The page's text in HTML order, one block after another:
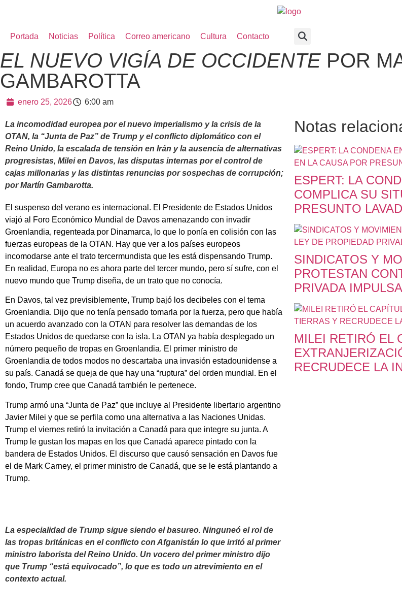
Portada Noticias Política Correo americano Cultura Contacto
EL NUEVO VIGÍA DE OCCIDENTE POR
GAMBAROTTA
enero 25, 2026 6:00 am
La incomodidad europea por el nuevo imperialismo y la crisis de la
OTAN, la “Junta de Paz” de Trump y el conflicto diplomático con el
Reino Unido, la escalada de tensión en Irán y la ausencia de alternativas
progresistas, Milei en Davos, las disputas internas por el control de
cajas millonarias y las distintas renuncias por sospechas de corrupción;
por Martín Gambarotta.
El suspenso del verano es internacional. El Presidente de Estados Unidos
viajó al Foro Económico Mundial de Davos amenazando con invadir
Groenlandia, regenteada por Dinamarca, lo que lo ponía en colisión con las
fuerzas europeas de la OTAN. Hay que ver a los países europeos
incomodarse ante el trato tercermundista que les está dispensando Trump.
En realidad, Europa no es ahora parte del tercer mundo, pero sí sufre, con el
nuevo mundo que Trump diseña, de un trato que no conocía.
En Davos, tal vez previsiblemente, Trump bajó los decibeles con el tema
Groenlandia. Dijo que no tenía pensado tomarla por la fuerza, pero que había
un acuerdo avanzado con la OTAN para resolver las demandas de los
Estados Unidos de quedarse con la isla. La OTAN ya había desplegado un
número pequeño de tropas en Groenlandia. El primer ministro de
Groenlandia de todos modos no descartaba una invasión estadounidense a
su país. Canadá se queja de que hay una “ruptura” del orden mundial. En el
fondo, Trump cree que Canadá también le pertenece.
Trump armó una “Junta de Paz” que incluye al Presidente libertario argentino
Javier Milei y que se perfila como una alternativa a las Naciones Unidas.
Trump el viernes retiró la invitación a Canadá para que integre su junta. A
Trump le gustan los mapas en los que Canadá aparece pintado con la
bandera de Estados Unidos. El discurso que causó sensación en Davos fue
el de Mark Carney, el primer ministro de Canadá, que se le está plantando a
Trump.
La especialidad de Trump sigue siendo el basureo. Ninguneó el rol de
las tropas británicas en el conflicto con Afganistán lo que irritó al primer
ministro laborista del Reino Unido. Un vocero del primer ministro dijo
que Trump “está equivocado”, lo que es todo un atrevimiento en el
contexto actual.
Notas
ESPERT: LA
COMPLICA SU
PRESUNTO
SINDICATOS Y
PROTESTAN
PRIVADA
MILEI RETIRÓ EL
RECRUDECE LA